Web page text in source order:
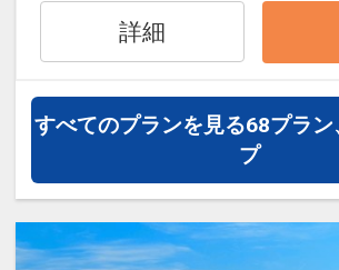
・ガーデンプール・ビーチサ
が利用可能（夏季限定）
・カヌチャゴルフコースが宿
金でプレー可能
・一室につきミネラルウォー
ご用意
壮大な景色を眺めながら入れ
バス。
ください。
◆オーシャンビュースイート
【アゼリアスイート】◆
バルコニーやガラス張りのバ
らは大浦湾を望み、
詳細
すべてのプランを見る68プラ
プ